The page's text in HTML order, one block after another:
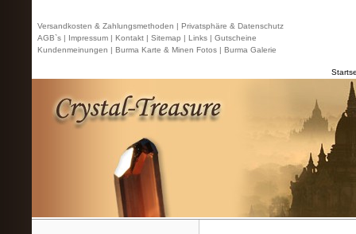
Versandkosten & Zahlungsmethoden | Privatsphäre & Datenschutz
AGB`s | Impressum | Kontakt | Sitemap | Links | Gutscheine
Kundenmeinungen | Burma Karte & Minen Fotos | Burma Galerie